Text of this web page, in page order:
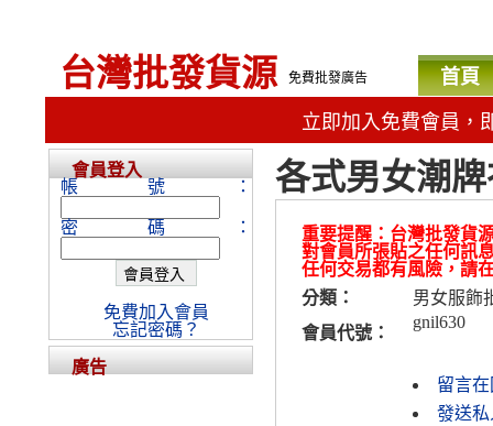
台灣批發貨源 免費批發廣告 首頁
立即加入免費會員，
各式男女潮
重要提醒：台灣批發貨
對會員所張貼之任何訊
任何交易都有風險，請
分類：
男女服飾
會員代號：
gnil630
留言
發送私
會員登入
帳號：
密碼：
免費加入會員
忘記密碼？
廣告